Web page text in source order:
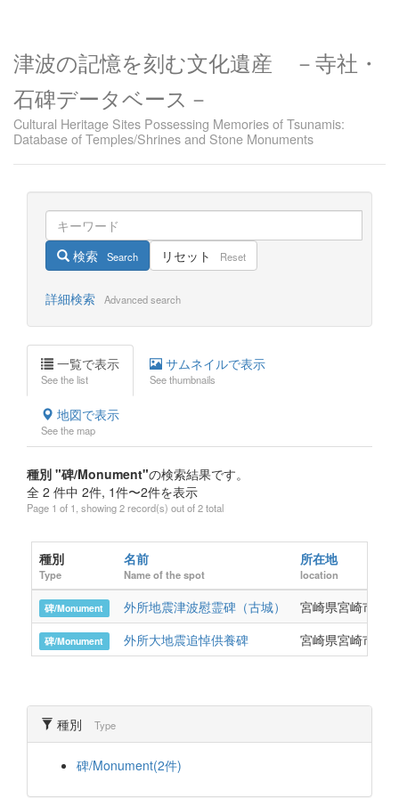
津波の記憶を刻む文化遺産 －寺社・
石碑データベース－
Cultural Heritage Sites Possessing Memories of Tsunamis:
Database of Temples/Shrines and Stone Monuments
検索 Search リセット Reset
詳細検索 Advanced search
一覧で表示
See the list
サムネイルで表示
See thumbnails
地図で表示
See the map
種別 "碑/Monument"の検索結果です。
全 2 件中 2件, 1件〜2件を表示
Page 1 of 1, showing 2 record(s) out of 2 total
種別
Type
名前
Name of the spot
所在地
location
碑/Monument 外所地震津波慰霊碑（古城） 宮崎県宮崎市古
碑/Monument 外所大地震追悼供養碑 宮崎県宮崎市木花
種別 Type
碑/Monument(2件)